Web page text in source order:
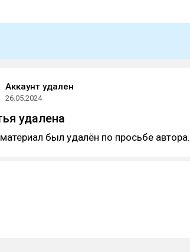
Аккаунт удален
26.05.2024
удалена
был удалён по просьбе автора.